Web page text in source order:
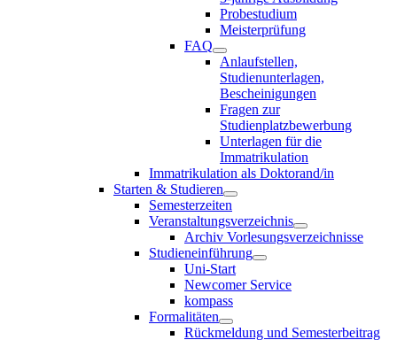
Probestudium
Meisterprüfung
FAQ
Anlaufstellen,
Studienunterlagen,
Bescheinigungen
Fragen zur
Studienplatzbewerbung
Unterlagen für die
Immatrikulation
Immatrikulation als Doktorand/in
Starten & Studieren
Semesterzeiten
Veranstaltungsverzeichnis
Archiv Vorlesungsverzeichnisse
Studieneinführung
Uni-Start
Newcomer Service
kompass
Formalitäten
Rückmeldung und Semesterbeitrag